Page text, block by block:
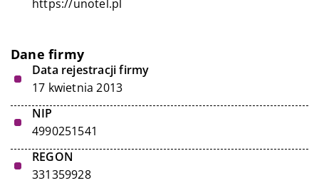
https://unotel.pl
Dane firmy
Data rejestracji firmy
17 kwietnia 2013
NIP
4990251541
REGON
331359928